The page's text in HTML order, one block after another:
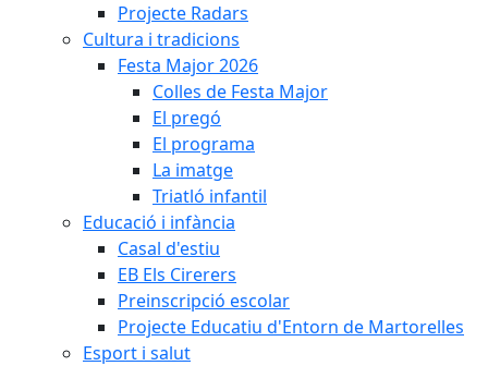
Projecte Radars
Cultura i tradicions
Festa Major 2026
Colles de Festa Major
El pregó
El programa
La imatge
Triatló infantil
Educació i infància
Casal d'estiu
EB Els Cirerers
Preinscripció escolar
Projecte Educatiu d'Entorn de Martorelles
Esport i salut